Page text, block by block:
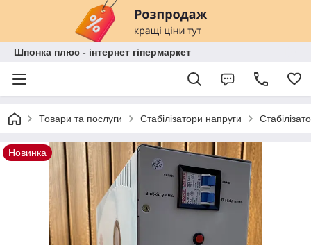
Шпонка плюс - інтернет гіпермаркет
Товари та послуги Стабілізатори напруги
Новинка